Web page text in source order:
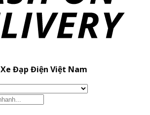
Xe Đạp Điện Việt Nam